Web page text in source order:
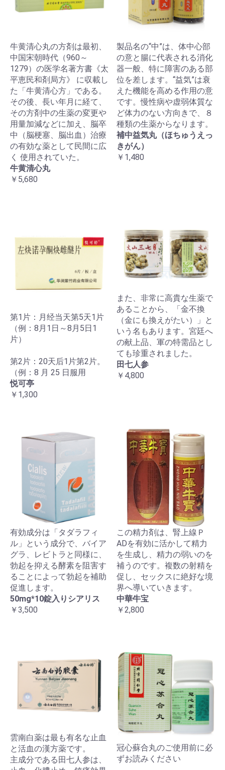
牛黄清心丸の方剤は最初、
中国宋朝時代（960～
1279）の医学名著方書《太
平恵民和剤局方》 に収載し
た「牛黄清心方」である。
その後、長い年月に経て、
その方剤中の生薬の変更や
用量加減などに加え、脳卒
中（脳梗塞、脳出血）治療
の有効な薬として民間に広
く 使用されていた。
牛黄清心丸
￥5,680
製品名の“中”は、体中心部
の意と腸に代表される消化
器一般、特に障害のある部
位を差します。“益気”は衰
えた機能を高める作用の意
です。慢性病や虚弱体質な
ど体力のない方向きで、８
種類の生薬からなります。
補中益気丸（ほちゅうえっ
きがん）
￥1,480
第1片：月经当天第5天1片
（例：8月1日～8月5日1
片）
第2片：20天后1片第2片。
（例：8 月 25 日服用
悦可亭
￥1,300
また、非常に高貴な生薬で
あることから、「金不換
（金にも換えがたい）」と
いう名もあります。宮廷へ
の献上品、軍の特需品とし
ても珍重されました。
田七人参
￥4,800
有効成分は「タダラフィ
ル」という成分で、バイア
グラ、レビトラと同様に、
勃起を抑える酵素を阻害す
ることによって勃起を補助
促進します。
50mg*10錠入りシアリス
￥3,500
この精力剤は、腎上線Ｐ
ADを有効に活かして精力
を生成し、精力の弱いのを
補うのです。複数の射精を
促し、セックスに絶好な境
界へ導いていきます。
中華牛宝
￥2,800
雲南白薬は最も有名な止血
と活血の漢方薬です。
主成分である田七人参は、
冠心蘇合丸のご使用前に必
ずお読みください